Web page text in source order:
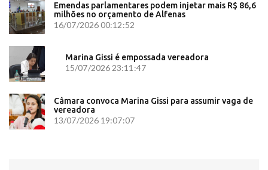
Emendas parlamentares podem injetar mais R$ 86,6
milhões no orçamento de Alfenas
16/07/2026 00:12:52
Marina Gissi é empossada vereadora
15/07/2026 23:11:47
Câmara convoca Marina Gissi para assumir vaga de
vereadora
13/07/2026 19:07:07